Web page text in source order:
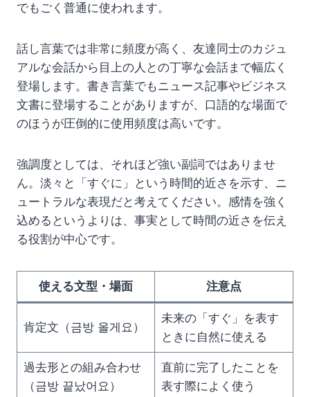
でもごく普通に使われます。
話し言葉では非常に頻度が高く、友達同士のカジュ
アルな会話から目上の人との丁寧な会話まで幅広く
登場します。書き言葉でもニュース記事やビジネス
文書に登場することがありますが、口語的な場面で
のほうが圧倒的に使用頻度は高いです。
強調度としては、それほど強い副詞ではありませ
ん。淡々と「すぐに」という時間的近さを示す、ニ
ュートラルな表現だと考えてください。感情を強く
込めるというよりは、事実として時間の近さを伝え
る役割が中心です。
使える文型・場面 注意点
肯定文（금방 올게요）
未来の「すぐ」を表す
ときに自然に使える
過去形との組み合わせ
（금방 끝났어요）
直前に完了したことを
表す際によく使う